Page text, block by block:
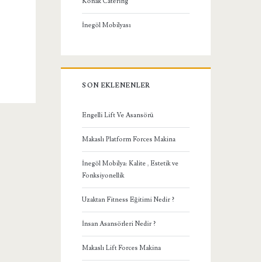
İnegöl Mobilyası
SON EKLENENLER
Engelli Lift Ve Asansörü
Makaslı Platform Forces Makina
İnegöl Mobilya: Kalite , Estetik ve
Fonksiyonellik
Uzaktan Fitness Eğitimi Nedir ?
İnsan Asansörleri Nedir ?
Makaslı Lift Forces Makina